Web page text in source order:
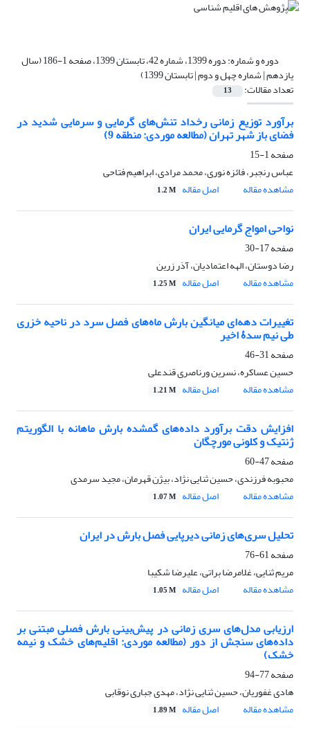
دوره و شماره: دوره 1399، شماره 42، تابستان 1399، صفحه 1-186 (سال
یازدهم | شماره چهل و دوم | تابستان 1399)
تعداد مقالات: 13
برآورد توزیع زمانی رخداد تنش‌های گرمایی و سرمایی شدید در
فضای باز شهر تهران (مطالعه موردی: منطقه 9)
صفحه1-15
عباس رنجبر، فائزه نوری، محمد مرادی، ابراهیم فتاحی
مشاهده مقاله
اصل مقاله 1.2 M
نواحی امواج گرمایی ایران
صفحه17-30
رضا دوستان، الهه اعتمادیان، آذر زرین
مشاهده مقاله
اصل مقاله 1.25 M
تغییرات دهه‌ای میانگین بارش ماه‌‌های فصل سرد در ناحیه خزری
طی نیم سدۀ اخیر
صفحه31-46
حسین عساکره، نسرین ورناصری قندعلی
مشاهده مقاله
اصل مقاله 1.21 M
افزایش دقت برآورد داده‌های گمشده بارش ماهانه با الگوریتم
ژنتیک و کلونی مورچگان
صفحه47-60
محبوبه فرزندی، حسین ثنایی نژاد، بیژن قهرمان، مجید سرمدی
مشاهده مقاله
اصل مقاله 1.07 M
تحلیل سری‌های زمانی دیرپایی فصل بارش در ایران
صفحه61-76
مریم ثنایی، غلامرضا براتی، علیرضا شکیبا
مشاهده مقاله
اصل مقاله 1.05 M
ارزیابی مدل‌های سری زمانی در پیش‌بینی بارش فصلی مبتنی بر
داده‌های سنجش از دور (مطالعه موردی: اقلیم‌های خشک و نیمه
خشک)
صفحه77-94
هادی غفوریان، حسین ثنایی نژاد، مهدی جباری نوقابی
مشاهده مقاله
اصل مقاله 1.89 M